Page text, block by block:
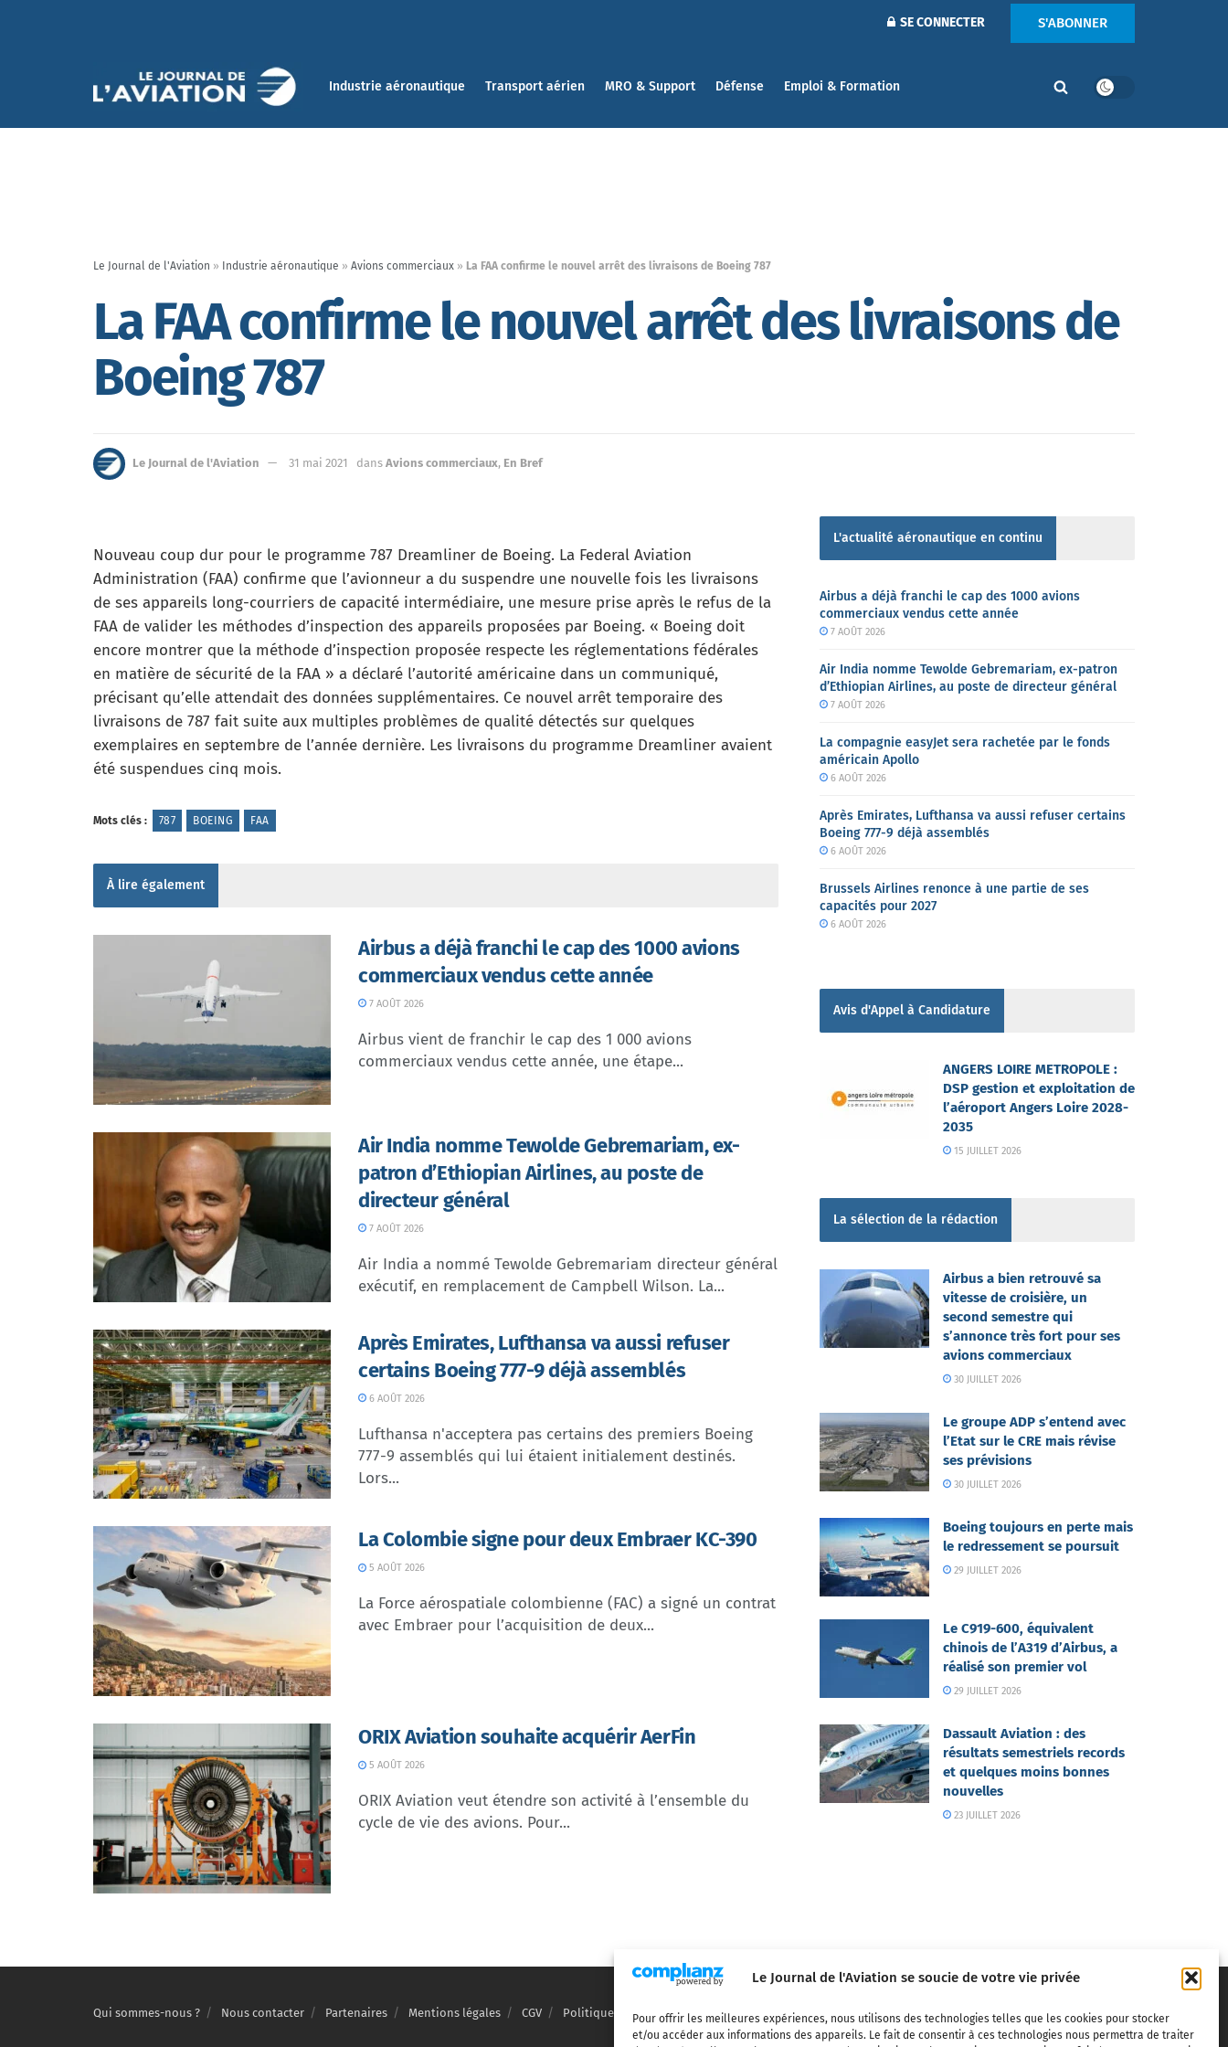
Le Journal de l'Aviation se soucie de votre vie privée
Pour offrir les meilleures expériences, nous utilisons des technologies telles que les cookies pour stocker
et/ou accéder aux informations des appareils. Le fait de consentir à ces technologies nous permettra de traiter
SE CONNECTER S'ABONNER
Industrie aéronautique Transport aérien MRO & Support Défense Emploi & Formation
Le Journal de l'Aviation » Industrie aéronautique » Avions commerciaux » La FAA confirme le nouvel arrêt des livraisons de Boeing 787
La FAA confirme le nouvel arrêt des livraisons de
Boeing 787
Le Journal de l'Aviation 31 mai 2021 dans Avions commerciaux, En Bref
Nouveau coup dur pour le programme 787 Dreamliner de Boeing. La Federal Aviation
Administration (FAA) confirme que l’avionneur a du suspendre une nouvelle fois les livraisons
de ses appareils long-courriers de capacité intermédiaire, une mesure prise après le refus de la
FAA de valider les méthodes d’inspection des appareils proposées par Boeing. « Boeing doit
encore montrer que la méthode d’inspection proposée respecte les réglementations fédérales
en matière de sécurité de la FAA » a déclaré l’autorité américaine dans un communiqué,
précisant qu’elle attendait des données supplémentaires. Ce nouvel arrêt temporaire des
livraisons de 787 fait suite aux multiples problèmes de qualité détectés sur quelques
exemplaires en septembre de l’année dernière. Les livraisons du programme Dreamliner avaient
été suspendues cinq mois.
Mots clés : 787 BOEING FAA
À lire également
Airbus a déjà franchi le cap des 1000 avions
commerciaux vendus cette année
7 AOÛT 2026
Airbus vient de franchir le cap des 1 000 avions
commerciaux vendus cette année, une étape...
Air India nomme Tewolde Gebremariam, ex-
patron d’Ethiopian Airlines, au poste de
directeur général
7 AOÛT 2026
Air India a nommé Tewolde Gebremariam directeur général
exécutif, en remplacement de Campbell Wilson. La...
Après Emirates, Lufthansa va aussi refuser
certains Boeing 777-9 déjà assemblés
6 AOÛT 2026
Lufthansa n'acceptera pas certains des premiers Boeing
777-9 assemblés qui lui étaient initialement destinés.
Lors...
La Colombie signe pour deux Embraer KC-390
5 AOÛT 2026
La Force aérospatiale colombienne (FAC) a signé un contrat
avec Embraer pour l’acquisition de deux...
ORIX Aviation souhaite acquérir AerFin
5 AOÛT 2026
ORIX Aviation veut étendre son activité à l’ensemble du
cycle de vie des avions. Pour...
L'actualité aéronautique en continu
Airbus a déjà franchi le cap des 1000 avions
commerciaux vendus cette année
7 AOÛT 2026
Air India nomme Tewolde Gebremariam, ex-patron
d’Ethiopian Airlines, au poste de directeur général
7 AOÛT 2026
La compagnie easyJet sera rachetée par le fonds
américain Apollo
6 AOÛT 2026
Après Emirates, Lufthansa va aussi refuser certains
Boeing 777-9 déjà assemblés
6 AOÛT 2026
Brussels Airlines renonce à une partie de ses
capacités pour 2027
6 AOÛT 2026
Avis d'Appel à Candidature
ANGERS LOIRE METROPOLE :
DSP gestion et exploitation de
l’aéroport Angers Loire 2028-
2035
15 JUILLET 2026
La sélection de la rédaction
Airbus a bien retrouvé sa
vitesse de croisière, un
second semestre qui
s’annonce très fort pour ses
avions commerciaux
30 JUILLET 2026
Le groupe ADP s’entend avec
l’Etat sur le CRE mais révise
ses prévisions
30 JUILLET 2026
Boeing toujours en perte mais
le redressement se poursuit
29 JUILLET 2026
Le C919-600, équivalent
chinois de l’A319 d’Airbus, a
réalisé son premier vol
29 JUILLET 2026
Dassault Aviation : des
résultats semestriels records
et quelques moins bonnes
nouvelles
23 JUILLET 2026
Qui sommes-nous ? Nous contacter Partenaires Mentions légales CGV Politique de confidentialité Cookies